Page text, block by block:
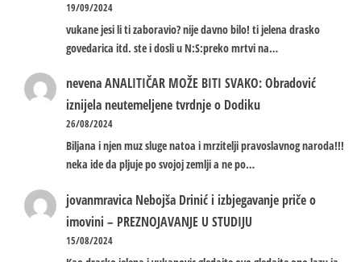
19/09/2024
vukane jesi li ti zaboravio? nije davno bilo! ti jelena drasko
govedarica itd. ste i dosli u N:S:preko mrtvi na…
nevenaANALITIČAR MOŽE BITI SVAKO: Obradović
iznijela neutemeljene tvrdnje o Dodiku
26/08/2024
Biljana i njen muz sluge natoa i mrzitelji pravoslavnog naroda!!!
neka ide da pljuje po svojoj zemlji a ne po…
jovanmravica Nebojša Drinić i izbjegavanje priče o
imovini – PREZNOJAVANJE U STUDIJU
15/08/2024